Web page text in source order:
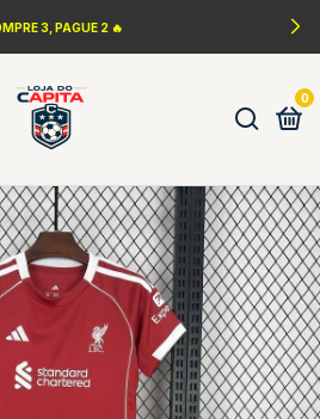
3, PAGUE 2 🔥
0